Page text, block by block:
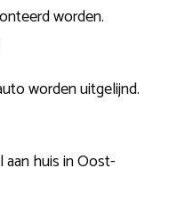
worden.
worden uitgelijnd.
aan huis in Oost-